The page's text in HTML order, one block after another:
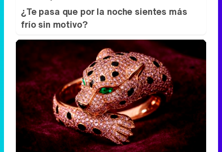
Lujo con carácter
Una joya para mujeres que no piden
permiso